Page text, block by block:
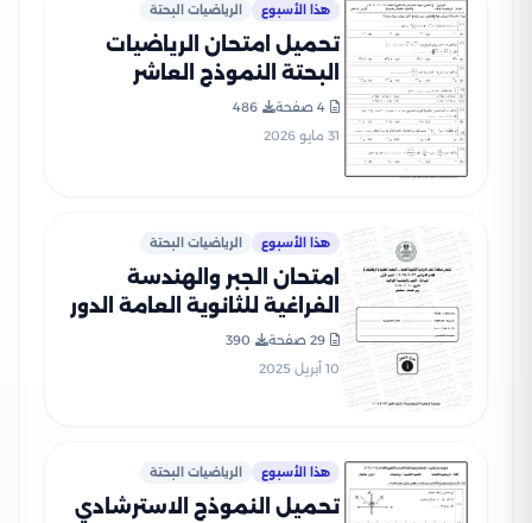
هذا الأسبوع الرياضيات البحتة
تحميل امتحان الرياضيات
البحتة النموذج العاشر
نماذج الوزارة
4 صفحة
486
31 مايو 2026
هذا الأسبوع الرياضيات البحتة
امتحان الجبر والهندسة
الفراغية للثانوية العامة الدور
بالإجابات الرسمية
29 صفحة
390
10 أبريل 2025
هذا الأسبوع الرياضيات البحتة
تحميل النموذج الاسترشادي